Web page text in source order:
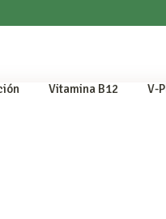
Vitamina B12 V-